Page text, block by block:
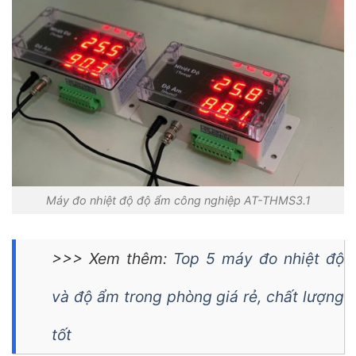
Máy đo nhiệt độ độ ẩm công nghiệp AT-THMS3.1
>>> Xem thêm: Top 5 máy đo nhiệt độ
và độ ẩm trong phòng giá rẻ, chất lượng
tốt